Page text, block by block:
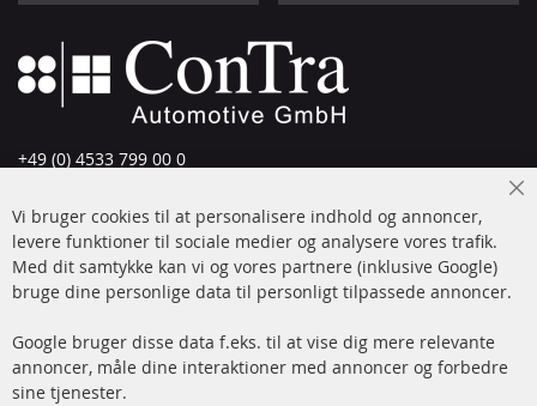
+49 (0) 4533 799 00 0
info@contra-automotive.de
www.contra-automotive.de
Facebook
Instagram
Hurtige links
Dieselpartikelfilter (DPF)
Kundeservice
Betalingsmetoder
Vi bruger cookies til at personalisere indhold og annoncer,
levere funktioner til sociale medier og analysere vores trafik.
Med dit samtykke kan vi og vores partnere (inklusive Google)
bruge dine personlige data til personligt tilpassede annoncer.
Google bruger disse data f.eks. til at vise dig mere relevante
annoncer, måle dine interaktioner med annoncer og forbedre
sine tjenester.